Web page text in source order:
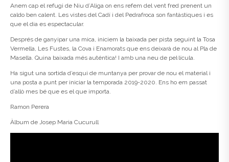
Anem cap el refugi de Niu d’Aliga on ens refem del vent fred prenent un
caldo ben calent. Les vistes del Cadí i del Pedrafroca son fantàstiques i es
que el dia es espectacular.
Després de ganyipar una mica, iniciem la baixada per pista seguint la Tosa
Vermella, Les Fustes, la Cova i Enamorats que ens deixarà de nou al Pla de
Masella. Quina baixada més auténtica! I amb una neu de pel·lícula.
Ha sigut una sortida d’esqui de muntanya per provar de nou el material i
una posta a punt per iniciar la temporada 2019-2020. Ens ho em passat
d’allò mes bé que es el que importa.
Ramon Perera
Àlbum de Josep Maria Cucurull